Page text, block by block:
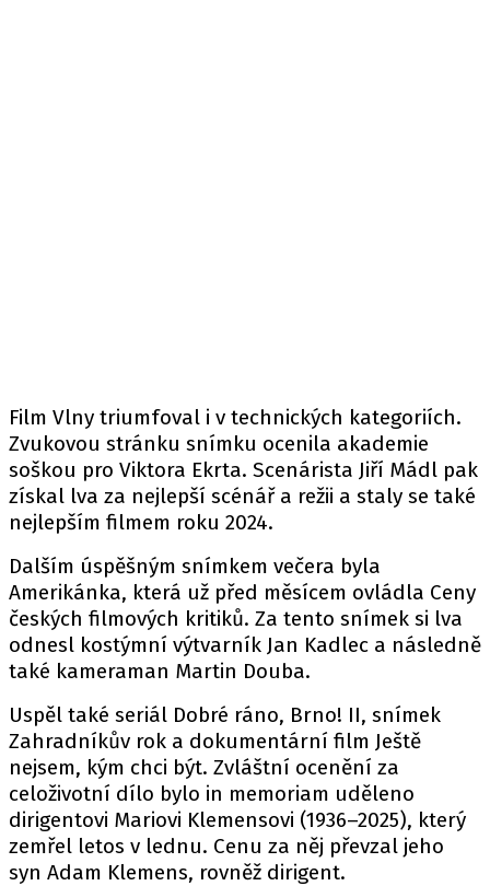
Film Vlny triumfoval i v technických kategoriích.
Zvukovou stránku snímku ocenila akademie
soškou pro Viktora Ekrta. Scenárista Jiří Mádl pak
získal lva za nejlepší scénář a režii a staly se také
nejlepším filmem roku 2024.
Dalším úspěšným snímkem večera byla
Amerikánka, která už před měsícem ovládla Ceny
českých filmových kritiků. Za tento snímek si lva
odnesl kostýmní výtvarník Jan Kadlec a následně
také kameraman Martin Douba.
Uspěl také seriál Dobré ráno, Brno! II, snímek
Zahradníkův rok a dokumentární film Ještě
nejsem, kým chci být. Zvláštní ocenění za
celoživotní dílo bylo in memoriam uděleno
dirigentovi Mariovi Klemensovi (1936–2025), který
zemřel letos v lednu. Cenu za něj převzal jeho
syn Adam Klemens, rovněž dirigent.